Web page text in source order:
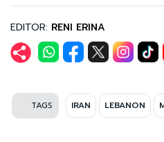
EDITOR: RENI ERINA
TAGS IRAN LEBANON